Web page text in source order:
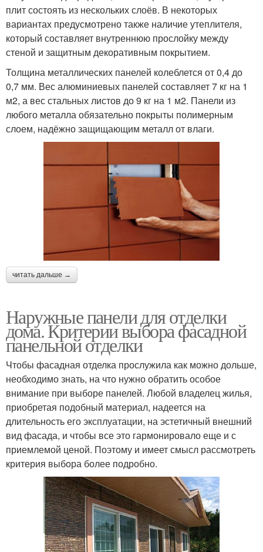
плит состоять из нескольких слоёв. В некоторых
вариантах предусмотрено также наличие утеплителя,
который составляет внутреннюю прослойку между
стеной и защитным декоративным покрытием.
Толщина металлических панелей колеблется от 0,4 до
0,7 мм. Вес алюминиевых панелей составляет 7 кг на 1
м2, а вес стальных листов до 9 кг на 1 м2. Панели из
любого металла обязательно покрыты полимерным
слоем, надёжно защищающим металл от влаги.
читать дальше →
Наружные панели для отделки
дома. Критерии выбора фасадной
панельной отделки
Чтобы фасадная отделка прослужила как можно дольше,
необходимо знать, на что нужно обратить особое
внимание при выборе панелей. Любой владелец жилья,
приобретая подобный материал, надеется на
длительность его эксплуатации, на эстетичный внешний
вид фасада, и чтобы все это гармонировало еще и с
приемлемой ценой. Поэтому и имеет смысл рассмотреть
критерия выбора более подробно.